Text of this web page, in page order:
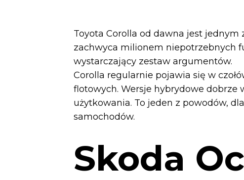
Toyota Corolla od dawna jest
zachwyca milionem niepotrzebnych
wystarczający zestaw argumentów.
Corolla regularnie pojawia się w
flotowych. Wersje hybrydowe dobrze
użytkowania. To jeden z powodów,
samochodów.
Skoda